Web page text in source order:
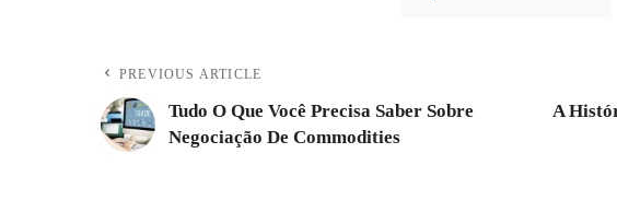
PREVIOUS ARTICLE
Tudo O Que Você Precisa Saber Sobre
Negociação De Commodities
A